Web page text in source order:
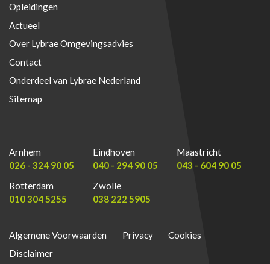
Opleidingen
Actueel
Over Lybrae Omgevingsadvies
Contact
Onderdeel van Lybrae Nederland
Sitemap
Arnhem
026 - 324 90 05
Eindhoven
040 - 294 90 05
Maastricht
043 - 604 90 05
Rotterdam
010 304 5255
Zwolle
038 222 5905
Algemene Voorwaarden Privacy
Cookies
Disclaimer